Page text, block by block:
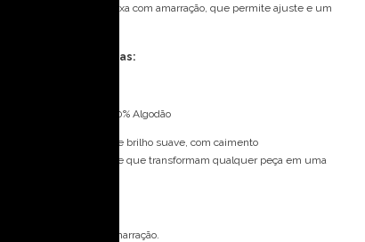
Detalhe nas costas: faixa com amarração, que permite ajuste e um
Especificações Técnicas:
Composição: 70% Rami 30% Algodão
Tecido de textura natural e brilho suave, com caimento
sofisticado e maleabilidade que transformam qualquer peça em uma
Fecho: zíper invisível e amarração.